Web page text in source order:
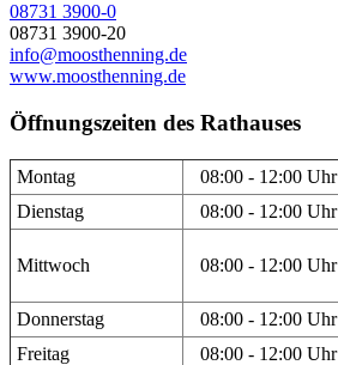
08731 3900-0
08731 3900-20
info@moosthenning.de
www.moosthenning.de
Öffnungszeiten des Rathauses
Montag 08:00 - 12:00 Uhr
Dienstag
08:00 - 12:00 Uhr
Mittwoch 08:00 - 12:00 Uhr
Donnerstag 08:00 - 12:00 Uhr
Freitag
08:00 - 12:00 Uhr